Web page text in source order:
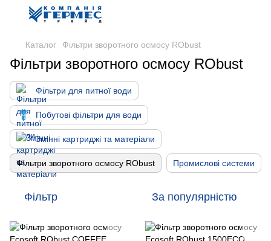
Каталог Фільтри зворотного осмосу RObust
Фільтри зворотного осмосу RObust
Фільтри для питної води
Побутові фільтри для води
Змінні картриджі та матеріали
Фільтри зворотного осмосу RObust Промислові системи
Фільтр За популярністю